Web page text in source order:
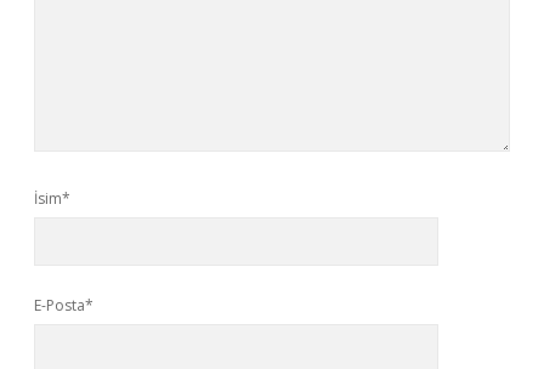
İsim*
E-Posta*